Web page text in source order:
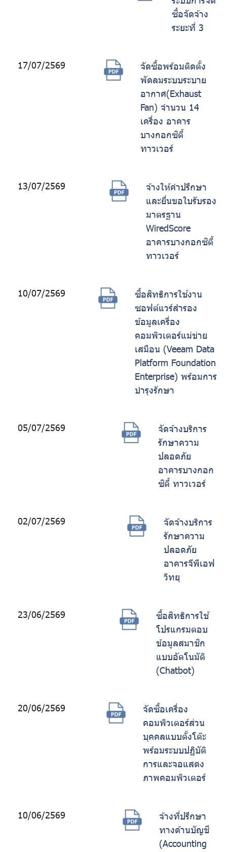
ซื้อจัดจ้าง
ระยะที่ 3
17/07/2569
จัดซื้อพร้อมติดตั้ง
พัดลมระบบระบาย
อากาศ(Exhaust
Fan) จำนวน 14
เครื่อง อาคาร
บางกอกซิตี้
ทาวเวอร์
13/07/2569
จ้างให้คำปรึกษา
และยื่นขอใบรับรอง
มาตรฐาน
WiredScore
อาคารบางกอกซิตี้
ทาวเวอร์
10/07/2569
ซื้อสิทธิการใช้งาน
ซอฟต์แวร์สำรอง
ข้อมูลเครื่อง
คอมพิวเตอร์แม่ข่าย
เสมือน (Veeam Data
Platform Foundation
Enterprise) พร้อมการ
บำรุงรักษา
05/07/2569
จัดจ้างบริการ
รักษาความ
ปลอดภัย
อาคารบางกอก
ซิตี้ ทาวเวอร์
02/07/2569
จัดจ้างบริการ
รักษาความ
ปลอดภัย
อาคารจีพีเอฟ
วิทยุ
23/06/2569
ซื้อสิทธิการใช้
โปรแกรมตอบ
ข้อมูลสมาชิก
แบบอัตโนมัติ
(Chatbot)
20/06/2569
จัดซื้อเครื่อง
คอมพิวเตอร์ส่วน
บุคคลแบบตั้งโต๊ะ
พร้อมระบบปฏิบัติ
การและจอแสดง
ภาพคอมพิวเตอร์
10/06/2569
จ้างที่ปรึกษา
ทางด้านบัญชี
(Accounting